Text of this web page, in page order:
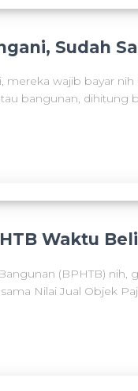
Sudah
wajib bayar
bangunan, dihitung
Waktu
(BPHTB)
Nilai Jual Objek